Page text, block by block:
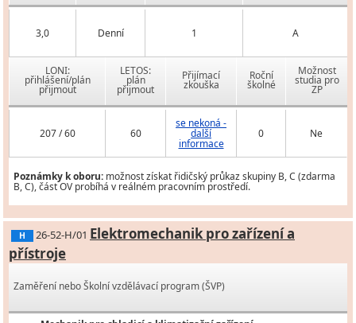
3,0 Denní 1 A
LONI:
přihlášení/plán
přijmout
LETOS:
plán
přijmout
Přijímací
zkouška
Roční
školné
Možnost
studia pro
ZP
207 / 60 60
se nekoná -
další
informace
0 Ne
Poznámky k oboru: možnost získat řidičský průkaz skupiny B, C (zdarma
B, C), část OV probíhá v reálném pracovním prostředí.
H 26-52-H/01 Elektromechanik pro zařízení a
přístroje
Zaměření nebo Školní vzdělávací program (ŠVP)